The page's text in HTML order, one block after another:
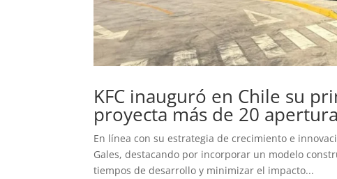
KFC inauguró en Chile su
proyecta más de 20
En línea con su estrategia de crecimiento e
Gales, destacando por incorporar un modelo
tiempos de desarrollo y minimizar el impacto...